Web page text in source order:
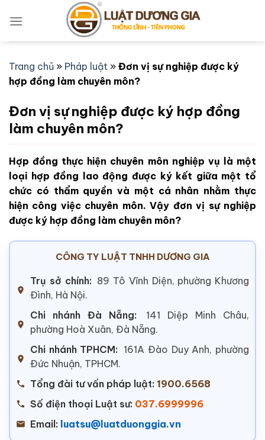
qua
Trang chủ » Pháp luật » Đơn vị sự nghiệp được ký
hợp đồng làm chuyên môn?
Đơn vị sự nghiệp được ký hợp đồng
làm chuyên môn?
Hợp đồng thực hiện chuyên môn nghiệp vụ là một
loại hợp đồng lao động được ký kết giữa một tổ
chức có thẩm quyền và một cá nhân nhằm thực
hiện công việc chuyên môn. Vậy đơn vị sự nghiệp
được ký hợp đồng làm chuyên môn?
CÔNG TY LUẬT TNHH DƯƠNG GIA
Trụ sở chính: 89 Tô Vĩnh Diện, phường Khương
Đình, Hà Nội.
Chi nhánh Đà Nẵng:
141 Diệp Minh Châu,
phường Hoà Xuân, Đà Nẵng.
Chi nhánh TPHCM: 161A Đào Duy Anh, phường
Đức Nhuận, TPHCM.
Tổng đài tư vấn pháp luật: 1900.6568
Số điện thoại Luật sư: 037.6999996
Email: luatsu@luatduonggia.vn